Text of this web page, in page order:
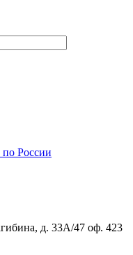
России
д. 33А/47 оф. 423